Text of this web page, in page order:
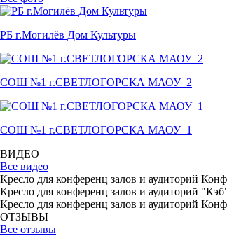
РБ г.Могилёв Дом Культуры
СОШ №1 г.СВЕТЛОГОРСКА МАОУ_2
СОШ №1 г.СВЕТЛОГОРСКА МАОУ_1
ВИДЕО
Все видео
Кресло для конференц залов и аудиторий
Кресло для конференц залов и аудиторий
Кресло для конференц залов и аудиторий
ОТЗЫВЫ
Все отзывы